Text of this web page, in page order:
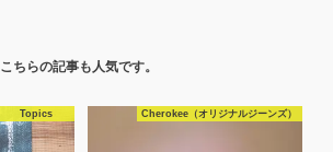
こちらの記事も人気です。
Topics Cherokee（オリジナルジーンズ）